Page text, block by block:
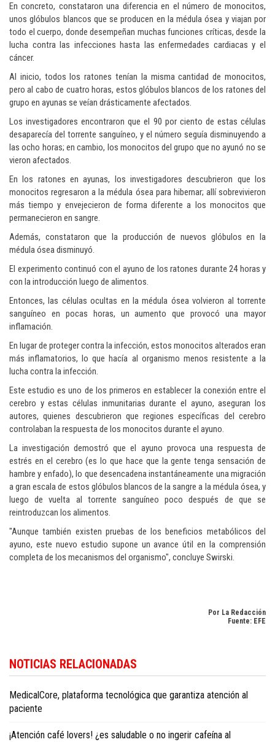
En concreto, constataron una diferencia en el número de monocitos,
unos glóbulos blancos que se producen en la médula ósea y viajan por
todo el cuerpo, donde desempeñan muchas funciones críticas, desde la
lucha contra las infecciones hasta las enfermedades cardiacas y el
cáncer.
Al inicio, todos los ratones tenían la misma cantidad de monocitos,
pero al cabo de cuatro horas, estos glóbulos blancos de los ratones del
grupo en ayunas se veían drásticamente afectados.
Los investigadores encontraron que el 90 por ciento de estas células
desaparecía del torrente sanguíneo, y el número seguía disminuyendo a
las ocho horas; en cambio, los monocitos del grupo que no ayunó no se
vieron afectados.
En los ratones en ayunas, los investigadores descubrieron que los
monocitos regresaron a la médula ósea para hibernar; allí sobrevivieron
más tiempo y envejecieron de forma diferente a los monocitos que
permanecieron en sangre.
Además, constataron que la producción de nuevos glóbulos en la
médula ósea disminuyó.
El experimento continuó con el ayuno de los ratones durante 24 horas y
con la introducción luego de alimentos.
Entonces, las células ocultas en la médula ósea volvieron al torrente
sanguíneo en pocas horas, un aumento que provocó una mayor
inflamación.
En lugar de proteger contra la infección, estos monocitos alterados eran
más inflamatorios, lo que hacía al organismo menos resistente a la
lucha contra la infección.
Este estudio es uno de los primeros en establecer la conexión entre el
cerebro y estas células inmunitarias durante el ayuno, aseguran los
autores, quienes descubrieron que regiones específicas del cerebro
controlaban la respuesta de los monocitos durante el ayuno.
La investigación demostró que el ayuno provoca una respuesta de
estrés en el cerebro (es lo que hace que la gente tenga sensación de
hambre y enfado), lo que desencadena instantáneamente una migración
a gran escala de estos glóbulos blancos de la sangre a la médula ósea, y
luego de vuelta al torrente sanguíneo poco después de que se
reintroduzcan los alimentos.
"Aunque también existen pruebas de los beneficios metabólicos del
ayuno, este nuevo estudio supone un avance útil en la comprensión
completa de los mecanismos del organismo", concluye Swirski.
Por La Redacción
Fuente: EFE
health and living news in English.
NOTICIAS RELACIONADAS
MedicalCore, plataforma tecnológica que garantiza atención al
paciente
¡Atención café lovers! ¿es saludable o no ingerir cafeína al